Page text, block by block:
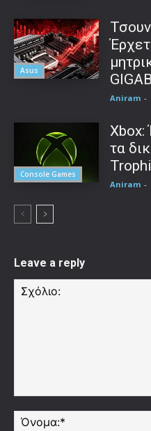
Asus
Aniram -
Console Games
Xbox:
τα
Aniram -
Leave a reply